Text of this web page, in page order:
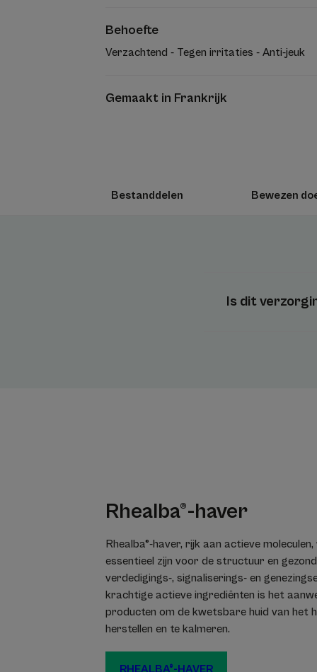
Behoefte
Verzachtend - Tegen irritaties - Anti-jeuk
Gemaakt in Frankrijk
Bestanddelen Bewezen
Is dit
Rhealba®-haver
Rhealba®-haver, rijk aan actieve
essentieel zijn voor de structuur en
verdedigings-, signaliserings- en
krachtige actieve ingrediënten is het
producten om de kwetsbare huid van het
herstellen en te kalmeren.
RHEALBA®-HAVER